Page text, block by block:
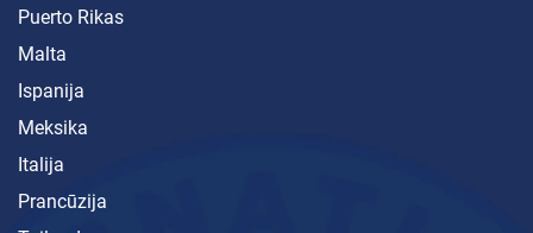
Puerto Rikas
Malta
Ispanija
Meksika
Italija
Prancūzija